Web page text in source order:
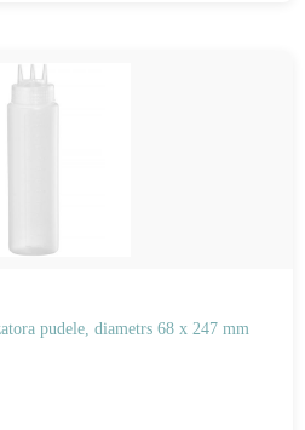
pudele, diametrs 68 x 247 mm